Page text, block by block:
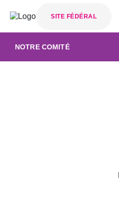
SITE FÉDÉRAL
NOTRE COMITÉ